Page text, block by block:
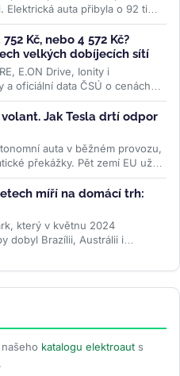
auta přibyla o 92 tisíc
Kč, nebo 4 572 Kč?
velkých dobíjecích sítí
E.ON Drive, Ionity i
oficiální data ČSÚ o cenách
Jak Tesla drtí odpor
auta v běžném provozu,
překážky. Pět zemí EU už
míří na domácí trh:
který v květnu 2024
dobyl Brazílii, Austrálii i
katalogu elektroaut s